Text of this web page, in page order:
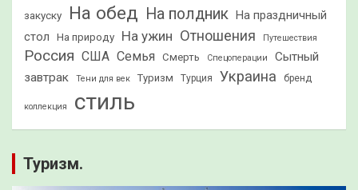
закуску На обед На полдник
На праздничный
стол
На природу На ужин Отношения Путешествия
Россия США Семья Смерть Спецоперации
Сытный
завтрак
Тени для век Туризм Турция Украина бренд
коллекция стиль
Туризм.